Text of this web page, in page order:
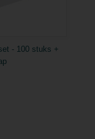
- 100 stuks +